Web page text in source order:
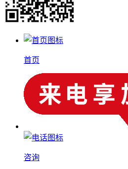
首页
咨询